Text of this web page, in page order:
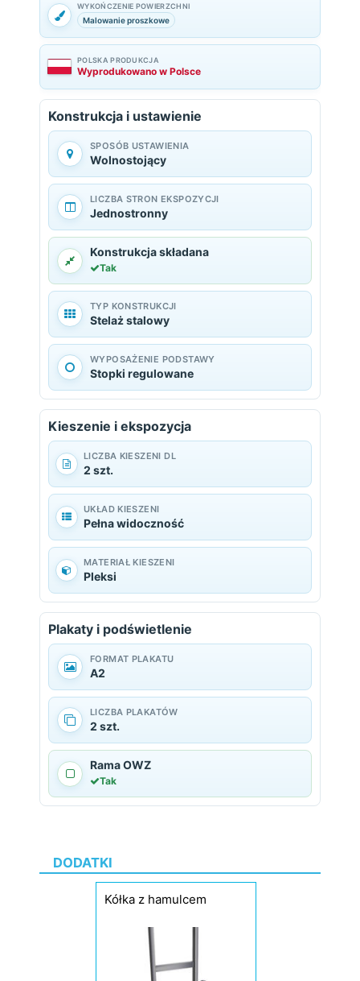
WYKOŃCZENIE POWIERZCHNI
Malowanie proszkowe
POLSKA PRODUKCJA
Wyprodukowano w Polsce
Konstrukcja i ustawienie
SPOSÓB USTAWIENIA
Wolnostojący
LICZBA STRON EKSPOZYCJI
Jednostronny
Konstrukcja składana
Tak
TYP KONSTRUKCJI
Stelaż stalowy
WYPOSAŻENIE PODSTAWY
Stopki regulowane
Kieszenie i ekspozycja
LICZBA KIESZENI DL
2 szt.
UKŁAD KIESZENI
Pełna widoczność
MATERIAŁ KIESZENI
Pleksi
Plakaty i podświetlenie
FORMAT PLAKATU
A2
LICZBA PLAKATÓW
2 szt.
Rama OWZ
Tak
DODATKI
Kółka z hamulcem